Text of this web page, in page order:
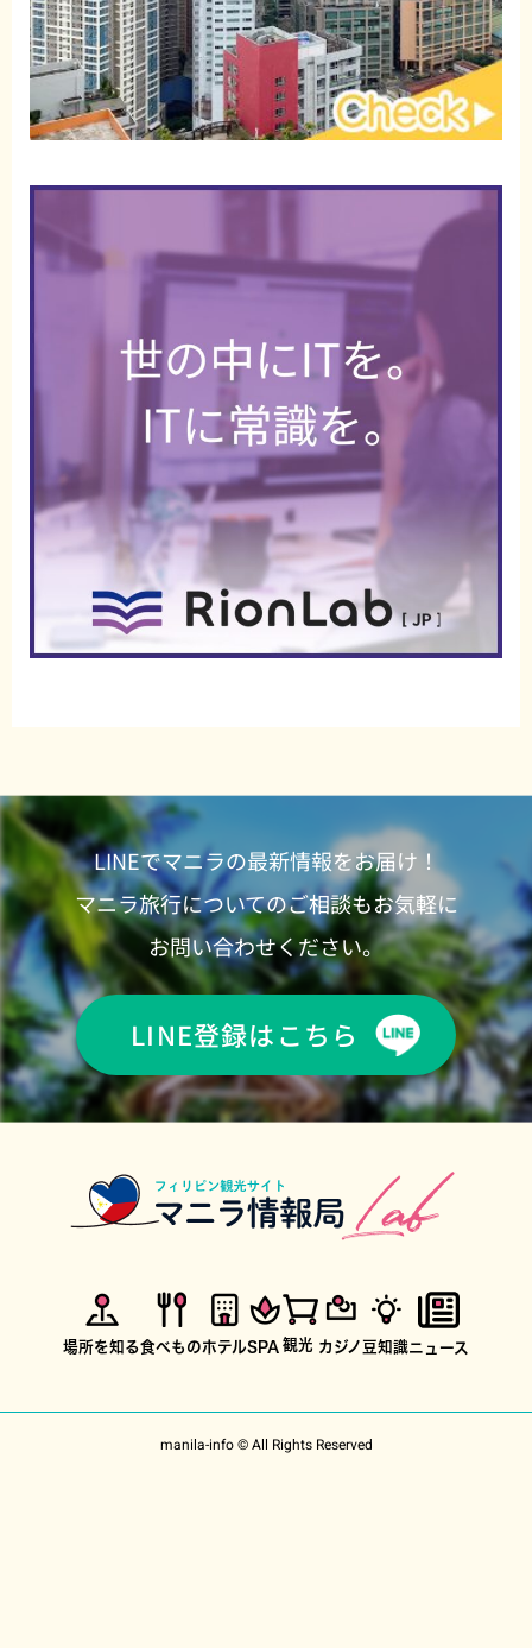
LINEでマニラの最新情報をお届け！
マニラ旅行についてのご相談もお気軽に
お問い合わせください。
LINE登録はこちら
場所を知る食べものホテルSPA 観光 カジノ 豆知識ニュース
manila-info © All Rights Reserved